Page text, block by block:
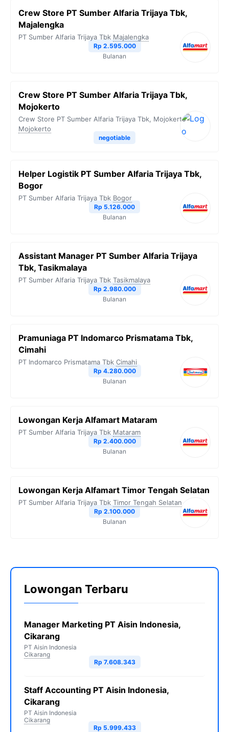
Crew Store PT Sumber Alfaria Trijaya Tbk,
Majalengka
PT Sumber Alfaria Trijaya Tbk Majalengka
Rp 2.595.000
Bulanan
Crew Store PT Sumber Alfaria Trijaya Tbk,
Mojokerto
Crew Store PT Sumber Alfaria Trijaya Tbk, Mojokerto
Mojokerto
negotiable
Helper Logistik PT Sumber Alfaria Trijaya Tbk,
Bogor
PT Sumber Alfaria Trijaya Tbk Bogor
Rp 5.126.000
Bulanan
Assistant Manager PT Sumber Alfaria Trijaya
Tbk, Tasikmalaya
PT Sumber Alfaria Trijaya Tbk Tasikmalaya
Rp 2.980.000
Bulanan
Pramuniaga PT Indomarco Prismatama Tbk,
Cimahi
PT Indomarco Prismatama Tbk Cimahi
Rp 4.280.000
Bulanan
Lowongan Kerja Alfamart Mataram
PT Sumber Alfaria Trijaya Tbk Mataram
Rp 2.400.000
Bulanan
Lowongan Kerja Alfamart Timor Tengah Selatan
PT Sumber Alfaria Trijaya Tbk Timor Tengah Selatan
Rp 2.100.000
Bulanan
Lowongan Terbaru
Manager Marketing PT Aisin Indonesia,
Cikarang
PT Aisin Indonesia
Cikarang
Rp 7.608.343
Staff Accounting PT Aisin Indonesia,
Cikarang
PT Aisin Indonesia
Cikarang
Rp 5.999.433